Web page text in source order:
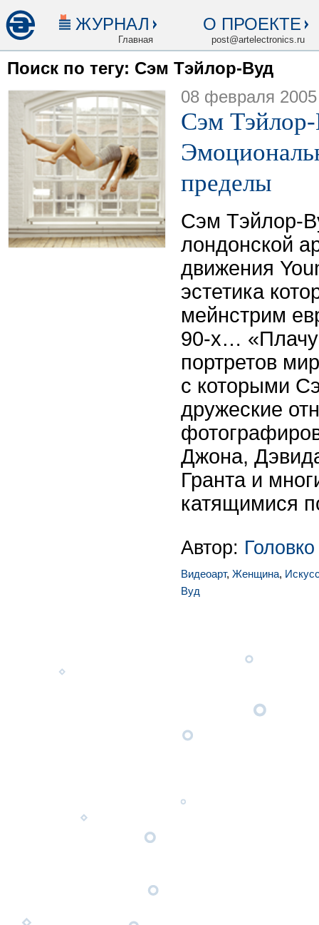
ЖУРНАЛ
Главная
О ПРОЕКТЕ
post@artelectronics.ru
Поиск по тегу: Сэм Тэйлор-Вуд
08 февраля 2005
Сэм
пределы
Сэм Тэйлор-
лондонской
движения
эстетика
мейнстрим
90-х…
портретов
с которыми
дружеские
Джона,
Гранта и
катящимися
Автор:
Видеоарт, Женщина,
Вуд